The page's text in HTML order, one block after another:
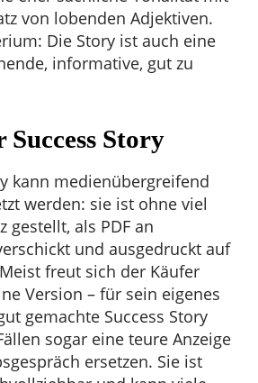
von lobenden Adjektiven.
Die Story ist auch eine
informative, gut zu
Story
kann medienübergreifend
werden: sie ist ohne viel
gestellt, als PDF an
und ausgedruckt auf
freut sich der Käufer
Version – für sein eigenes
gemachte Success Story
sogar eine teure Anzeige
ersetzen. Sie ist